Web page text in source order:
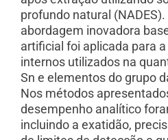
profundo natural
abordagem inovadora
artificial foi aplicada para
internos utilizados na
Sn e elementos do grupo
Nos métodos
desempenho analítico
incluindo a exatidão,